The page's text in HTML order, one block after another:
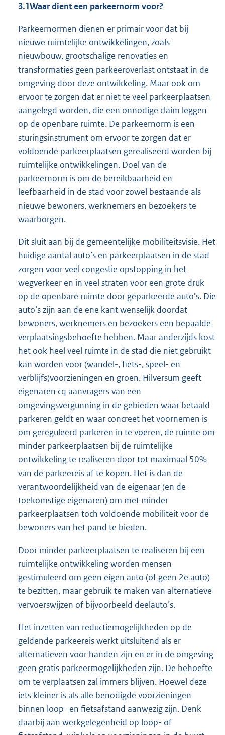
3.1Waar dient een parkeernorm voor?
Parkeernormen dienen er primair voor dat bij
nieuwe ruimtelijke ontwikkelingen, zoals
nieuwbouw, grootschalige renovaties en
transformaties geen parkeeroverlast ontstaat in de
omgeving door deze ontwikkeling. Maar ook om
ervoor te zorgen dat er niet te veel parkeerplaatsen
aangelegd worden, die een onnodige claim leggen
op de openbare ruimte. De parkeernorm is een
sturingsinstrument om ervoor te zorgen dat er
voldoende parkeerplaatsen gerealiseerd worden bij
ruimtelijke ontwikkelingen. Doel van de
parkeernorm is om de bereikbaarheid en
leefbaarheid in de stad voor zowel bestaande als
nieuwe bewoners, werknemers en bezoekers te
waarborgen.
Dit sluit aan bij de gemeentelijke mobiliteitsvisie. Het
huidige aantal auto’s en parkeerplaatsen in de stad
zorgen voor veel congestie opstopping in het
wegverkeer en in veel straten voor een grote druk
op de openbare ruimte door geparkeerde auto’s. Die
auto’s zijn aan de ene kant wenselijk doordat
bewoners, werknemers en bezoekers een bepaalde
verplaatsingsbehoefte hebben. Maar anderzijds kost
het ook heel veel ruimte in de stad die niet gebruikt
kan worden voor (wandel-, fiets-, speel- en
verblijfs)voorzieningen en groen. Hilversum geeft
eigenaren cq aanvragers van een
omgevingsvergunning in de gebieden waar betaald
parkeren geldt en waar concreet het voornemen is
om gereguleerd parkeren in te voeren, de ruimte om
minder parkeerplaatsen bij de ruimtelijke
ontwikkeling te realiseren door tot maximaal 50%
van de parkeereis af te kopen. Het is dan de
verantwoordelijkheid van de eigenaar (en de
toekomstige eigenaren) om met minder
parkeerplaatsen toch voldoende mobiliteit voor de
bewoners van het pand te bieden.
Door minder parkeerplaatsen te realiseren bij een
ruimtelijke ontwikkeling worden mensen
gestimuleerd om geen eigen auto (of geen 2e auto)
te bezitten, maar gebruik te maken van alternatieve
vervoerswijzen of bijvoorbeeld deelauto’s.
Het inzetten van reductiemogelijkheden op de
geldende parkeereis werkt uitsluitend als er
alternatieven voor handen zijn en er in de omgeving
geen gratis parkeermogelijkheden zijn. De behoefte
om te verplaatsen zal immers blijven. Hoewel deze
iets kleiner is als alle benodigde voorzieningen
binnen loop- en fietsafstand aanwezig zijn. Denk
daarbij aan werkgelegenheid op loop- of